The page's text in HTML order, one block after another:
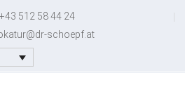
+43 512 58 44 24
schoepf.at